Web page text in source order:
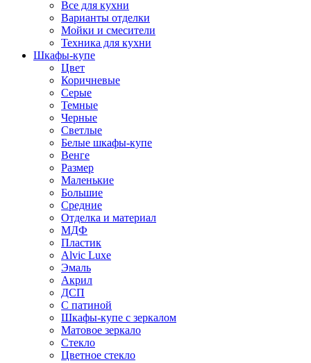
Все для кухни
Варианты отделки
Мойки и смесители
Техника для кухни
Шкафы-купе
Цвет
Коричневые
Серые
Темные
Черные
Светлые
Белые шкафы-купе
Венге
Размер
Маленькие
Большие
Средние
Отделка и материал
МДФ
Пластик
Alvic Luxe
Эмаль
Акрил
ДСП
С патиной
Шкафы-купе с зеркалом
Матовое зеркало
Стекло
Цветное стекло